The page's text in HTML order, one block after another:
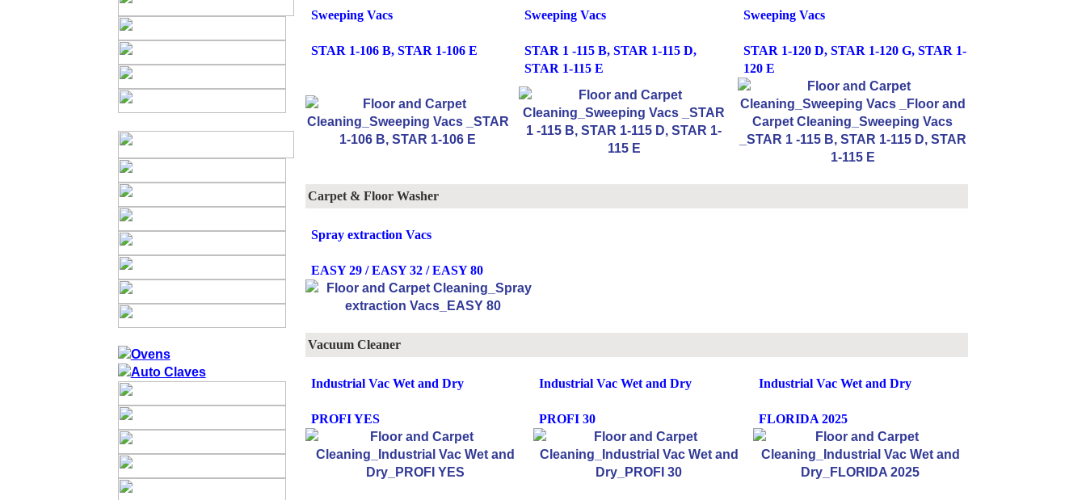
Sweeping Vacs Sweeping Vacs Sweeping Vacs
STAR 1-106 B, STAR 1-106 E
STAR 1 -115 B, STAR 1-115 D,
STAR 1-115 E
STAR 1-120 D, STAR 1-120 G, STAR 1-
120 E
Carpet & Floor Washer
Spray extraction Vacs
EASY 29 / EASY 32 / EASY 80
Vacuum Cleaner
Industrial Vac Wet and Dry Industrial Vac Wet and Dry Industrial Vac Wet and Dry
PROFI YES PROFI 30 FLORIDA 2025